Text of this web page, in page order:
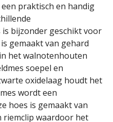
praktisch en handig
bijzonder geschikt voor
gemaakt van gehard
het walnotenhouten
soepel en
oxidelaag houdt het
wordt een
hoes is gemaakt van
riemclip waardoor het